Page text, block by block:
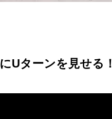
Uターンを見せる！